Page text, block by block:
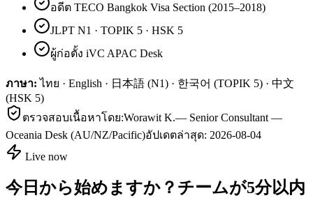
อดีต TECO Bangkok Visa Section (2015–2018)
JLPT N1 · TOPIK 5 · HSK 5
ผู้ก่อตั้ง iVC APAC Desk
ภาษา: ไทย · English · 日本語 (N1) · 한국어 (TOPIK 5) · 中文
(HSK 5)
ตรวจสอบเนื้อหาโดย:Worawit K.— Senior Consultant —
Oceania Desk (AU/NZ/Pacific)อัปเดตล่าสุด: 2026-08-04
Live now
今日から始めますか？チームが5分以内